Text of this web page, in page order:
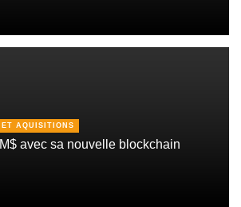
ET AQUISITIONS
avec sa nouvelle blockchain